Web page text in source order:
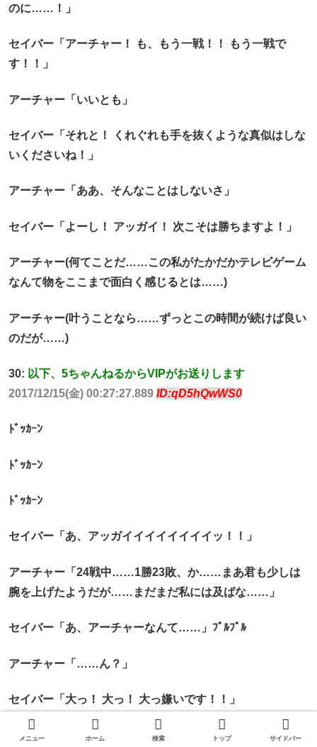
のに……！」
セイバー「アーチャー！ も、もう一戦！！ もう一戦で
す！！」
アーチャー「いいとも」
セイバー「それと！ くれぐれも手を抜くような真似はしな
いくださいね！」
アーチャー「ああ、そんなことはしないさ」
セイバー「よーし！ アッガイ！ 次こそは勝ちますよ！」
アーチャー(何てことだ……この私がたかだかテレビゲーム
なんて物をここまで面白く感じるとは……)
アーチャー(叶うことなら……ずっとこの時間が続けば良い
のだが……)
30: 以下、5ちゃんねるからVIPがお送りします
2017/12/15(金) 00:27:27.889 ID:qD5hQwWS0
ﾄﾞｯｶｰﾝ
ﾄﾞｯｶｰﾝ
ﾄﾞｯｶｰﾝ
セイバー「あ、アッガイイイイイイイイッ！！」
アーチャー「24戦中……1勝23敗、か……まあ君も少しは
腕を上げたようだが……まだまだ私には及ばな……」
セイバー「あ、アーチャーなんて……」ﾌﾟﾙﾌﾟﾙ
アーチャー「……ん？」
セイバー「大っ！ 大っ！ 大っ嫌いです！！」
アーチャー「はうぁっ……！？」ｸﾞｻｰ
メニュー ホーム 検索 トップ サイドバー